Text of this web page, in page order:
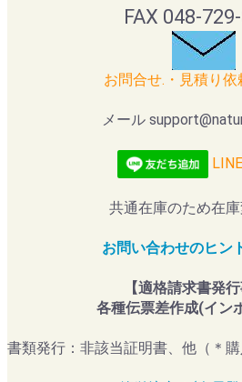
FAX 048-
お問合せ.・見積り依
メール
共通在庫のため在庫
お問い合わせのヒン
【適格請求書発行
各種伝票差作成(イン
書類発行：非該当証明書、他（＊購